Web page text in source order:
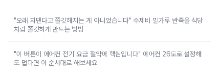
"오래 치댄다고 쫄깃해지는 게 아니었습니다" 수제비 밀가루 반죽을 식당
처럼 쫄깃하게 만드는 방법
"이 버튼이 에어컨 전기 요금 절약에 핵심입니다" 에어컨 26도로 설정해
도 덥다면 이 순서대로 해보세요